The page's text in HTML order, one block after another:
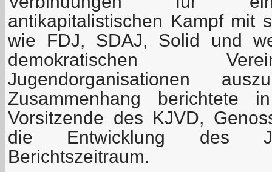
antikapitalistischen Kampf mit
wie FDJ, SDAJ, Solid und
demokratischen
Jugendorganisationen
Zusammenhang berichtete
Vorsitzende des KJVD,
die Entwicklung des
Berichtszeitraum.